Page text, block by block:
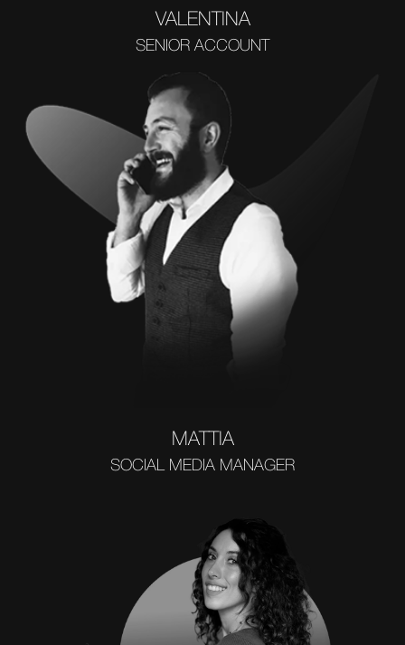
VALENTINA
SENIOR ACCOUNT
MATTIA
SOCIAL MEDIA MANAGER